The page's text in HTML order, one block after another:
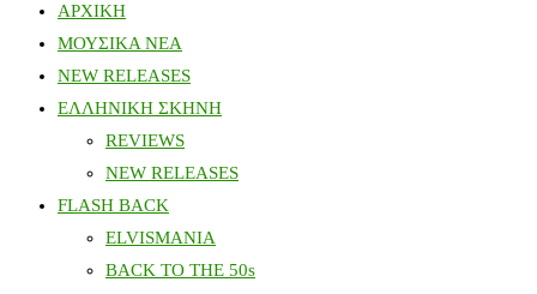
ΑΡΧΙΚΗ
ΜΟΥΣΙΚΑ ΝΕΑ
NEW RELEASES
ΕΛΛΗΝΙΚΗ ΣΚΗΝΗ
REVIEWS
NEW RELEASES
FLASH BACK
ELVISMANIA
BACK TO THE 50s